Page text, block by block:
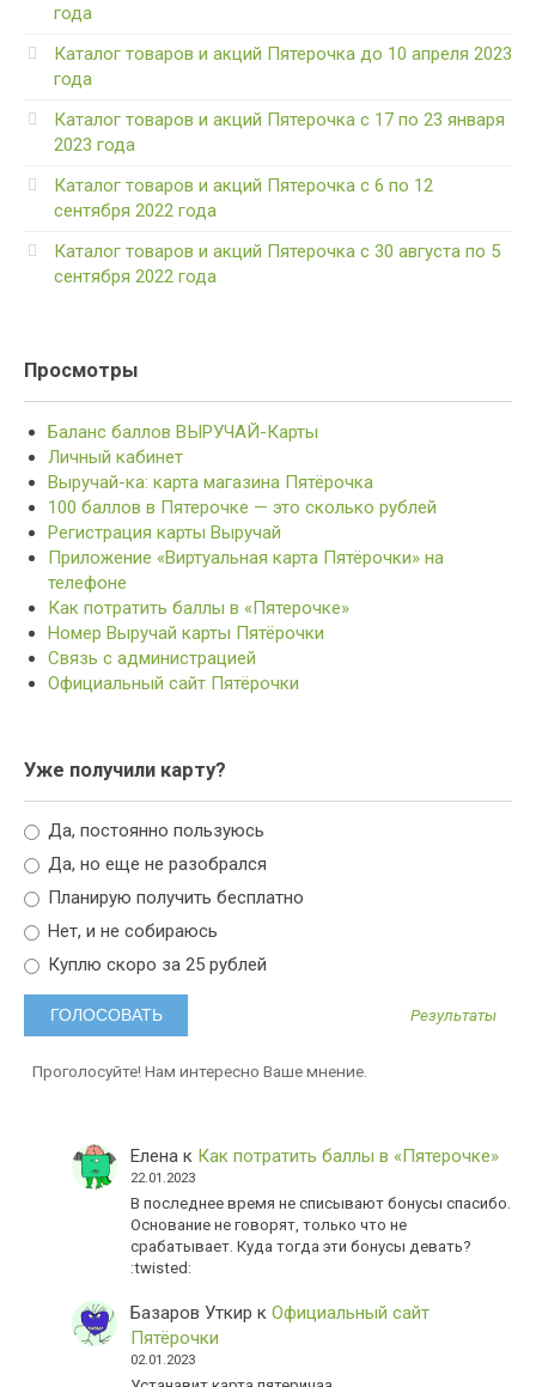
года
Каталог товаров и акций Пятерочка до 10 апреля 2023
года
Каталог товаров и акций Пятерочка с 17 по 23 января
2023 года
Каталог товаров и акций Пятерочка с 6 по 12
сентября 2022 года
Каталог товаров и акций Пятерочка с 30 августа по 5
сентября 2022 года
Просмотры
Баланс баллов ВЫРУЧАЙ-Карты
Личный кабинет
Выручай-ка: карта магазина Пятёрочка
100 баллов в Пятерочке — это сколько рублей
Регистрация карты Выручай
Приложение «Виртуальная карта Пятёрочки» на
телефоне
Как потратить баллы в «Пятерочке»
Номер Выручай карты Пятёрочки
Связь с администрацией
Официальный сайт Пятёрочки
Уже получили карту?
Да, постоянно пользуюсь
Да, но еще не разобрался
Планирую получить бесплатно
Нет, и не собираюсь
Куплю скоро за 25 рублей
Результаты
Проголосуйте! Нам интересно Ваше мнение.
Еленак Как потратить баллы в «Пятерочке»
22.01.2023
В последнее время не списывают бонусы спасибо.
Основание не говорят, только что не
срабатывает. Куда тогда эти бонусы девать?
:twisted:
Базаров Уткир к Официальный сайт
Пятёрочки
02.01.2023